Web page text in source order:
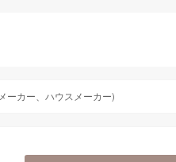
ーカー、ハウスメーカー)